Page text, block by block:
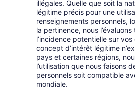
illégales. Quelle que soit la
légitime précis pour une
renseignements personnels,
la pertinence, nous
l’incidence potentielle sur
concept d’intérêt légitime
pays et certaines régions,
l’utilisation que nous faisons
personnels soit compatible
mondiale.